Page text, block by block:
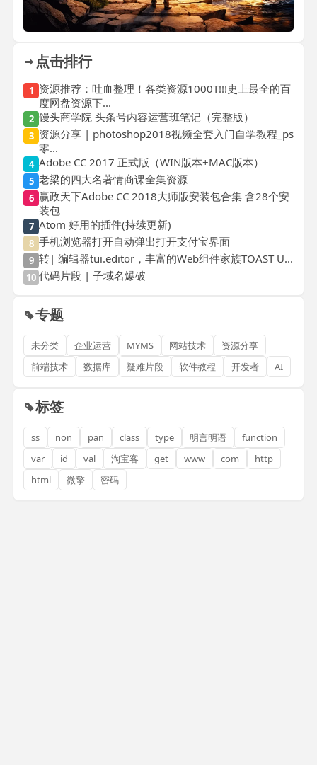
点击排行
1 资源推荐：吐血整理！各类资源1000T!!!史上最全的百
度网盘资源下...
2 馒头商学院 头条号内容运营班笔记（完整版）
3 资源分享 | photoshop2018视频全套入门自学教程_ps
零...
4 Adobe CC 2017 正式版（WIN版本+MAC版本）
5 老梁的四大名著情商课全集资源
6 赢政天下Adobe CC 2018大师版安装包合集 含28个安
装包
7 Atom 好用的插件(持续更新)
8 手机浏览器打开自动弹出打开支付宝界面
9 转| 编辑器tui.editor，丰富的Web组件家族TOAST U...
10 代码片段 | 子域名爆破
专题
未分类 企业运营 MYMS 网站技术
资源分享
前端技术
数据库 疑难片段 软件教程 开发者 AI
标签
ss non pan class type 明言明语
function
var
id val 淘宝客 get www com
http
html
微擎 密码